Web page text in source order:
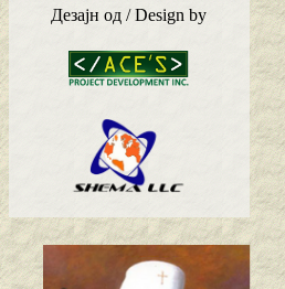
Дезајн од / Design by